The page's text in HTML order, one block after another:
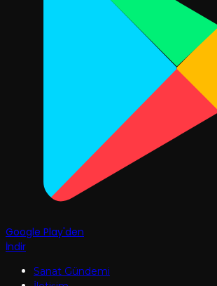
Google Play'den
İndir
Sanat Gündemi